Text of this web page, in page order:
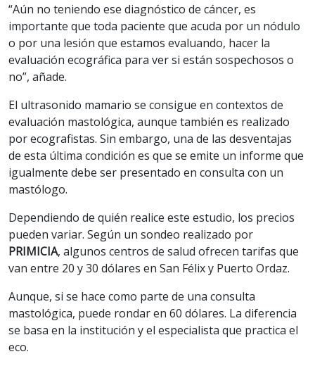
“Aún no teniendo ese diagnóstico de cáncer, es
importante que toda paciente que acuda por un nódulo
o por una lesión que estamos evaluando, hacer la
evaluación ecográfica para ver si están sospechosos o
no”, añade.
El ultrasonido mamario se consigue en contextos de
evaluación mastológica, aunque también es realizado
por ecografistas. Sin embargo, una de las desventajas
de esta última condición es que se emite un informe que
igualmente debe ser presentado en consulta con un
mastólogo.
Dependiendo de quién realice este estudio, los precios
pueden variar. Según un sondeo realizado por
PRIMICIA, algunos centros de salud ofrecen tarifas que
van entre 20 y 30 dólares en San Félix y Puerto Ordaz.
Aunque, si se hace como parte de una consulta
mastológica, puede rondar en 60 dólares. La diferencia
se basa en la institución y el especialista que practica el
eco.